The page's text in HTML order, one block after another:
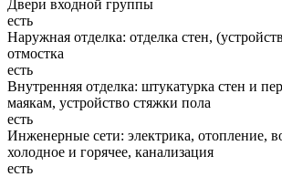
Двери входной группы
есть
Наружная отделка: отделка стен,
отмостка
есть
Внутренняя отделка: штукатурка стен и
маякам, устройство стяжки пола
есть
Инженерные сети: электрика, отопление,
холодное и горячее, канализация
есть